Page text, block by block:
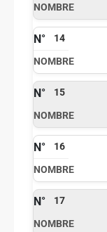
14
15
16
17